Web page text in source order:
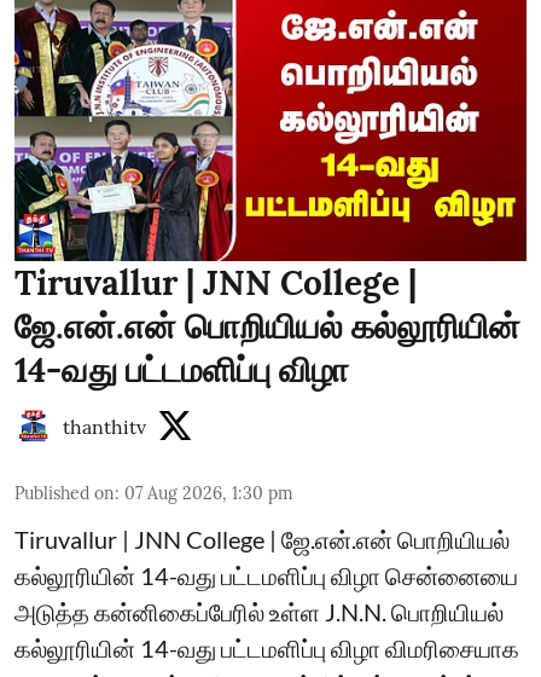
Tiruvallur | JNN College |
ஜே.என்.என் பொறியியல் கல்லூரியின்
14-வது பட்டமளிப்பு விழா
thanthitv
Published on: 07 Aug 2026, 1:30 pm
Tiruvallur | JNN College | ஜே.என்.என் பொறியியல்
கல்லூரியின் 14-வது பட்டமளிப்பு விழா சென்னையை
அடுத்த கன்னிகைப்பேரில் உள்ள J.N.N. பொறியியல்
கல்லூரியின் 14-வது பட்டமளிப்பு விழா விமரிசையாக